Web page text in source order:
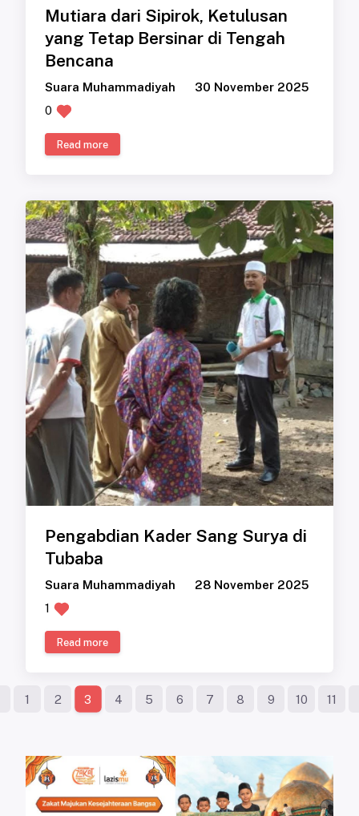
Mutiara dari Sipirok, Ketulusan
yang Tetap Bersinar di Tengah
Bencana
Suara Muhammadiyah
30 November 2025
0
Read more
Pengabdian Kader Sang Surya di
Tubaba
Suara Muhammadiyah
28 November 2025
1
Read more
1 2 3 4 5 6 7 8 9 10 11